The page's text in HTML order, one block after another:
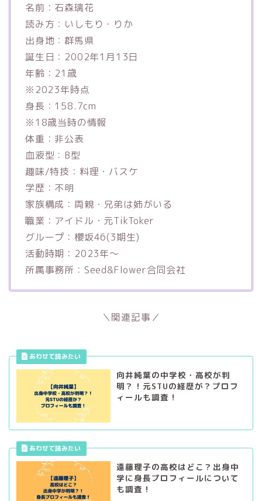
名前：石森璃花
読み方：いしもり・りか
出身地：群馬県
誕生日：2002年1月13日
年齢：21歳
※2023年時点
身長：158.7cm
※18歳当時の情報
体重：非公表
血液型：B型
趣味/特技：料理・バスケ
学歴：不明
家族構成：両親・兄弟は姉がいる
職業：アイドル・元TikToker
グループ：櫻坂46(3期生)
活動時期：2023年〜
所属事務所：Seed&Flower合同会社
＼関連記事／
向井純葉の中学校・高校が判
明？！元STUの経歴が？プロフ
ィールも調査！
遠藤理子の高校はどこ？出身中
学に身長プロフィールについて
も調査！